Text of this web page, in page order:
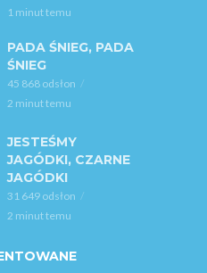
1 minut temu
PADA ŚNIEG, PADA
ŚNIEG
45 868 odsłon
2 minut temu
JESTEŚMY
JAGÓDKI, CZARNE
JAGÓDKI
31 649 odsłon
2 minut temu